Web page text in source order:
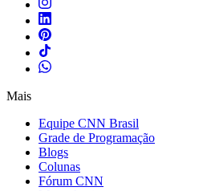
Mais
Equipe CNN Brasil
Grade de Programação
Blogs
Colunas
Fórum CNN